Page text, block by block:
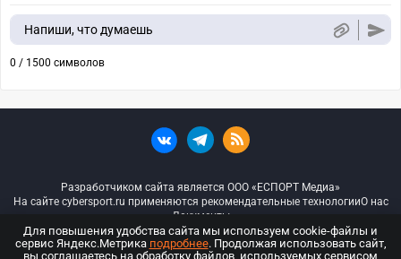
Напиши, что думаешь
0 / 1500 символов
Разработчиком сайта является ООО «ЕСПОРТ Медиа»
На сайте cybersport.ru применяются рекомендательные технологииО нас
Документы
© ООО «Киберспорт.ру» — Все права защищены
Для повышения удобства сайта мы используем cookie-файлы и
сервис Яндекс.Метрика подробнее. Продолжая использовать сайт,
вы соглашаетесь на обработку файлов, используемых сервисом